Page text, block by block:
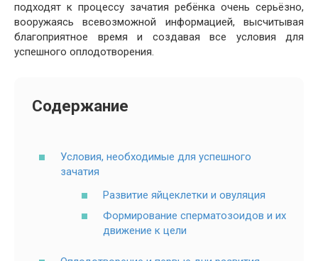
подходят к процессу зачатия ребёнка очень серьёзно,
вооружаясь всевозможной информацией, высчитывая
благоприятное время и создавая все условия для
успешного оплодотворения.
Содержание
Условия, необходимые для успешного
зачатия
Развитие яйцеклетки и овуляция
Формирование сперматозоидов и их
движение к цели